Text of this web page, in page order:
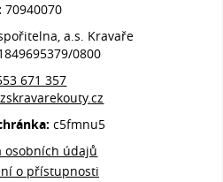
70940070
a.s. Kravaře
0800
671 357
c5fmnu5
osobních údajů
o přístupnosti